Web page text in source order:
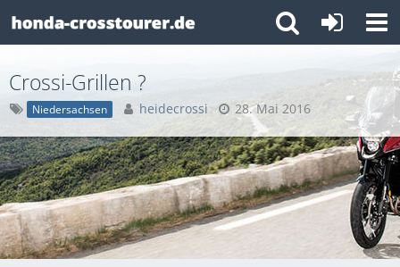
Crossi-Grillen ?
Niedersachsen heidecrossi 28. Mai 2016